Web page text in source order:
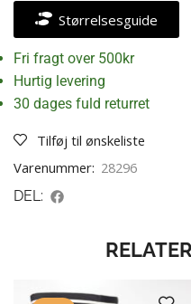
Størrelsesguide
Fri fragt over 500kr
Hurtig levering
30 dages fuld returret
Tilføj til ønskeliste
Varenummer: 28296
DEL: